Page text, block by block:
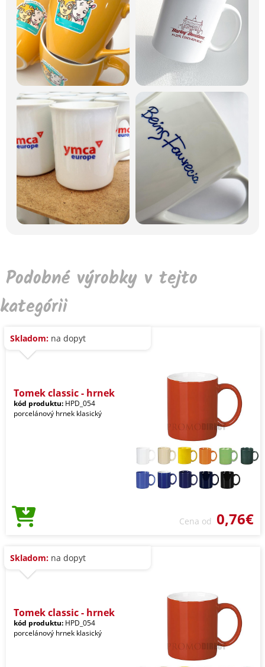
Podobné výrobky v tejto
kategórii
Skladom: na dopyt
Tomek classic - hrnek
kód produktu: HPD_054
porcelánový hrnek klasický
Cena od 0,76€
Skladom: na dopyt
Tomek classic - hrnek
kód produktu: HPD_054
porcelánový hrnek klasický